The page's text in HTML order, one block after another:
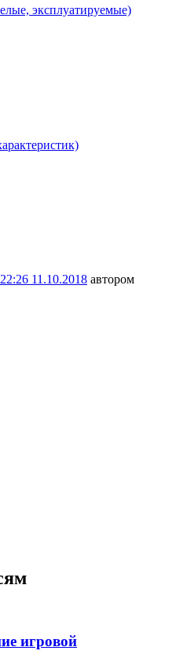
эксплуатируемые)
22:26 11.10.2018 автором
игровой